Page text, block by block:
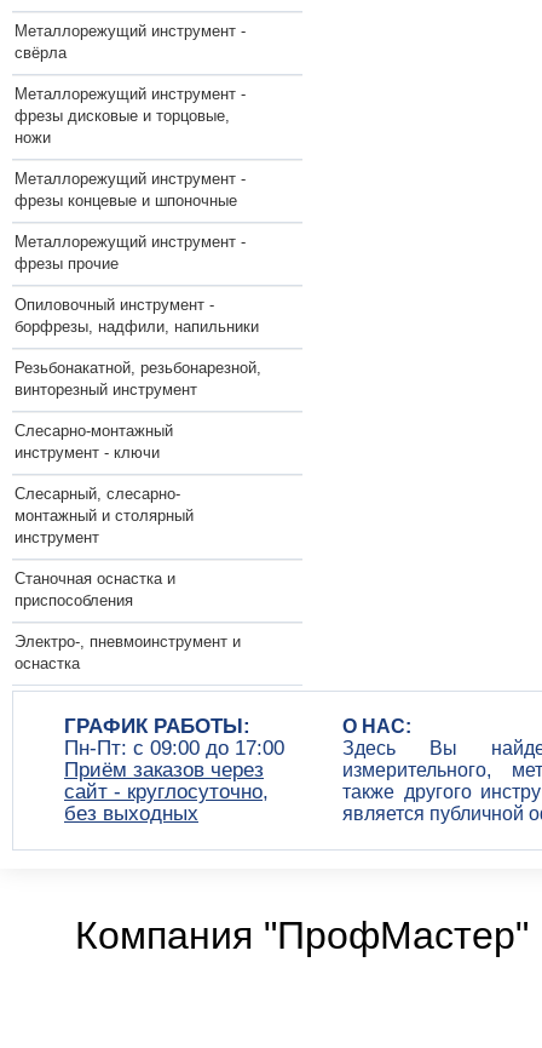
Металлорежущий инструмент -
свёрла
Металлорежущий инструмент -
фрезы дисковые и торцовые,
ножи
Металлорежущий инструмент -
фрезы концевые и шпоночные
Металлорежущий инструмент -
фрезы прочие
Опиловочный инструмент -
борфрезы, надфили, напильники
Резьбонакатной, резьбонарезной,
винторезный инструмент
Слесарно-монтажный
инструмент - ключи
Слесарный, слесарно-
монтажный и столярный
инструмент
Станочная оснастка и
приспособления
Электро-, пневмоинструмент и
оснастка
ГРАФИК РАБОТЫ:
Пн-Пт: c 09:00 до 17:00
Приём заказов через
сайт - круглосуточно,
без выходных
О НАС:
Здесь Вы
измерительного,
также другого
является публичной
Компания "ПрофМастер"